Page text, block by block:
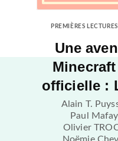
PREMIÈRES
Une
officielle :
Alain T.
Paul
Olivier